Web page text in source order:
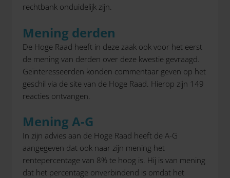
rechtbank onduidelijk zijn.
Mening derden
De Hoge Raad heeft in deze zaak ook voor het eerst
de mening van derden over deze kwestie gevraagd.
Geïnteresseerden konden commentaar geven op het
geschil via de site van de Hoge Raad. Hierop zijn 149
reacties ontvangen.
Mening A-G
In zijn advies aan de Hoge Raad heeft de A-G
aangegeven dat ook naar zijn mening het
rentepercentage van 8% te hoog is. Hij is van mening
dat het percentage onverbindend is omdat het